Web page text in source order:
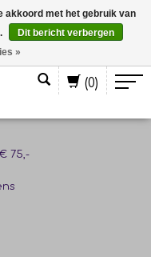
(0)
75,-
akkoord met het gebruik van
Dit bericht verbergen
»